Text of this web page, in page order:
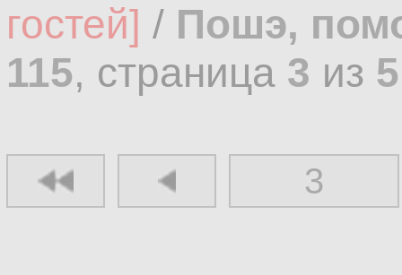
гостей] / Пошэ,
115, страница 3 из 5
3